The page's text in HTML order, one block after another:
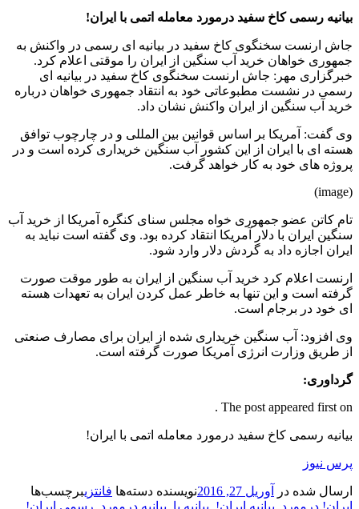
بیانیه رسمی کاخ سفید درمورد معامله اتمی با ایران!
جاش ارنست سخنگوی کاخ سفید در بیانیه ای رسمی در واکنش به
جمهوری خواهان خرید آب سنگین از ایران را موقتی اعلام کرد.
خبرگزاری مهر: جاش ارنست سخنگوی کاخ سفید در بیانیه ای
رسمی در نشست مطبوعاتی خود به انتقاد جمهوری خواهان درباره
خرید آب سنگین از ایران واکنش نشان داد.
وی گفت: آمریکا بر اساس قوانین بین المللی و در چارچوب توافق
هسته ای با ایران از این کشور آب سنگین خریداری کرده است و در
پروژه های خود به کار خواهد گرفت.
(image)
تام کاتن عضو جمهوری خواه مجلس سنای کنگره آمریکا از خرید آب
سنگین ایران با دلار آمریکا انتقاد کرده بود. وی گفته است نباید به
ایران اجازه داد به گردش دلار وارد شود.
ارنست اعلام کرد خرید آب سنگین از ایران به طور موقت صورت
گرفته است و این تنها به خاطر عمل کردن ایران به تعهدات هسته
ای خود در برجام است.
وی افزود: آب سنگین خریداری شده از ایران برای مصارف صنعتی
از طریق وزارت انرژی آمریکا صورت گرفته است.
گرداوری:
The post appeared first on .
بیانیه رسمی کاخ سفید درمورد معامله اتمی با ایران!
پرس نیوز
ارسال شده در آوریل 27, 2016 نویسنده دسته‌ها فانتزیبرچسب‌ها
ایران! درمورد
بیانیه ایران! بیانیه با بیانیه درمورد رسمی ایران!